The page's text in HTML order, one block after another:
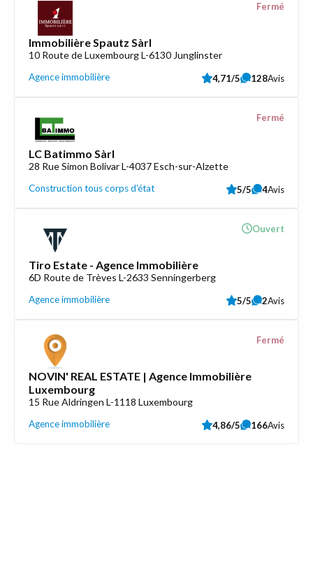
Immobilière Spautz Sàrl
10 Route de Luxembourg L-6130 Junglinster
Agence immobilière
Fermé
4,71/5 128Avis
LC Batimmo Sàrl
28 Rue Simon Bolivar L-4037 Esch-sur-Alzette
Construction tous corps d'état
Fermé
5/5 4Avis
Tiro Estate - Agence Immobilière
6D Route de Trèves L-2633 Senningerberg
Agence immobilière
Ouvert
5/5 2Avis
NOVIN' REAL ESTATE | Agence Immobilière
Luxembourg
15 Rue Aldringen L-1118 Luxembourg
Agence immobilière
Fermé
4,86/5 166Avis